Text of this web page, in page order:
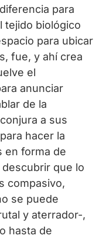
para
tejido biológico
para ubicar
fue, y ahí crea
el
anunciar
de la
a sus
hacer la
en forma de
que lo
compasivo,
se puede
y aterrador-,
hasta de